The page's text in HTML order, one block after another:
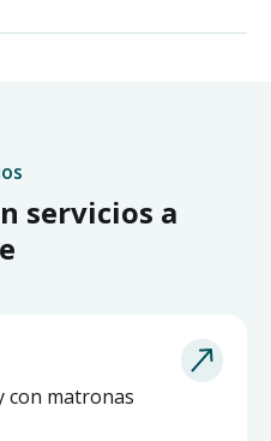
servicios a
con matronas